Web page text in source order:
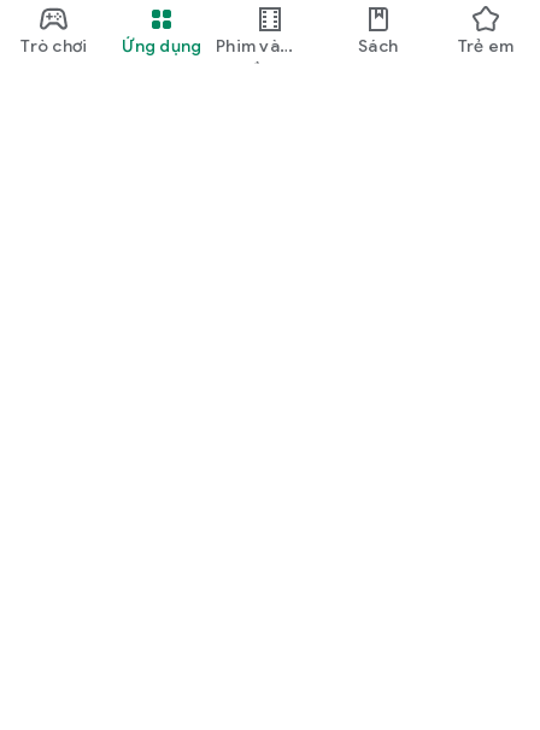
Trò chơi Ứng dụng
Phim và
truyền hình
Sách Trẻ em